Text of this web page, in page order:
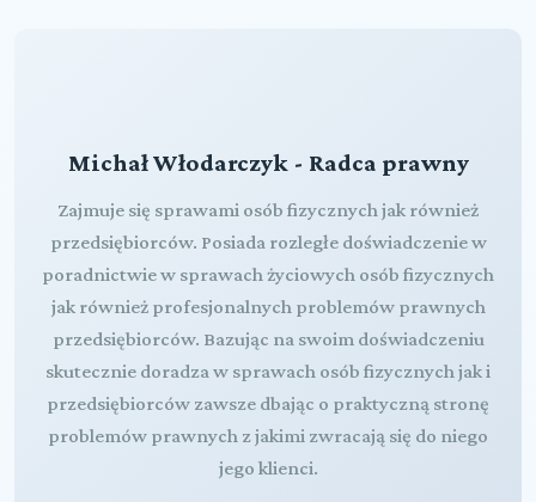
Michał Włodarczyk - Radca prawny
Zajmuje się sprawami osób fizycznych jak również
przedsiębiorców. Posiada rozległe doświadczenie w
poradnictwie w sprawach życiowych osób fizycznych
jak również profesjonalnych problemów prawnych
przedsiębiorców. Bazując na swoim doświadczeniu
skutecznie doradza w sprawach osób fizycznych jak i
przedsiębiorców zawsze dbając o praktyczną stronę
problemów prawnych z jakimi zwracają się do niego
jego klienci.